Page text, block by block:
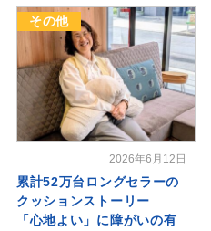
その他
2026年6月12日
累計52万台ロングセラーの
クッションストーリー
「心地よい」に障がいの有